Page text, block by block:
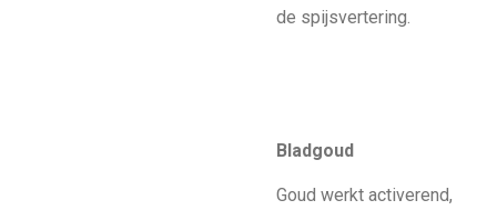
de spijsvertering.
Bladgoud
Goud werkt activerend,